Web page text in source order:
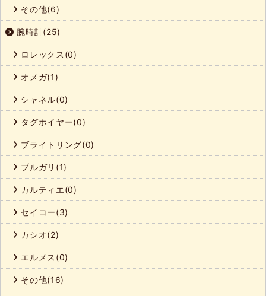
その他(6)
腕時計(25)
ロレックス(0)
オメガ(1)
シャネル(0)
タグホイヤー(0)
ブライトリング(0)
ブルガリ(1)
カルティエ(0)
セイコー(3)
カシオ(2)
エルメス(0)
その他(16)